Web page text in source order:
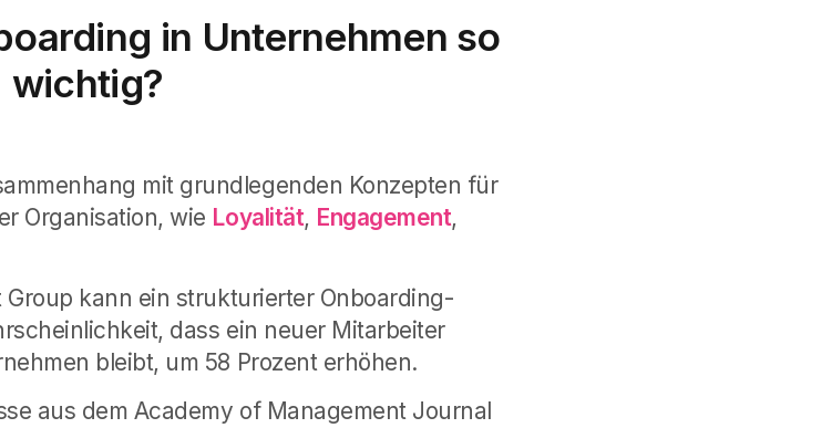
in Unternehmen so
wichtig?
mit grundlegenden Konzepten für
Organisation, wie Loyalität, Engagement,
kann ein strukturierter Onboarding-
dass ein neuer Mitarbeiter
bleibt, um 58 Prozent erhöhen.
aus dem Academy of Management Journal